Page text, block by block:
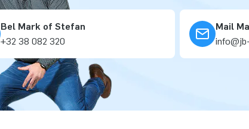
Bel Mark of Stefan
+32 38 082 320
Mail